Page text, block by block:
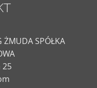
ŻMUDA SPÓŁKA
25